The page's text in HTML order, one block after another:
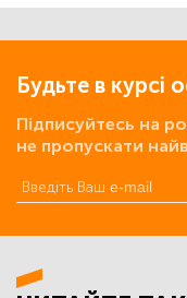
Будьте в курсі
Підписуйтесь на
не пропускати